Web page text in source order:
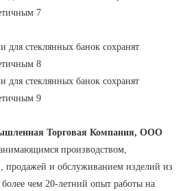
Торговая Компания, ООО
производством,
продажей и обслуживанием изделий из
чем 20-летний опыт работы на